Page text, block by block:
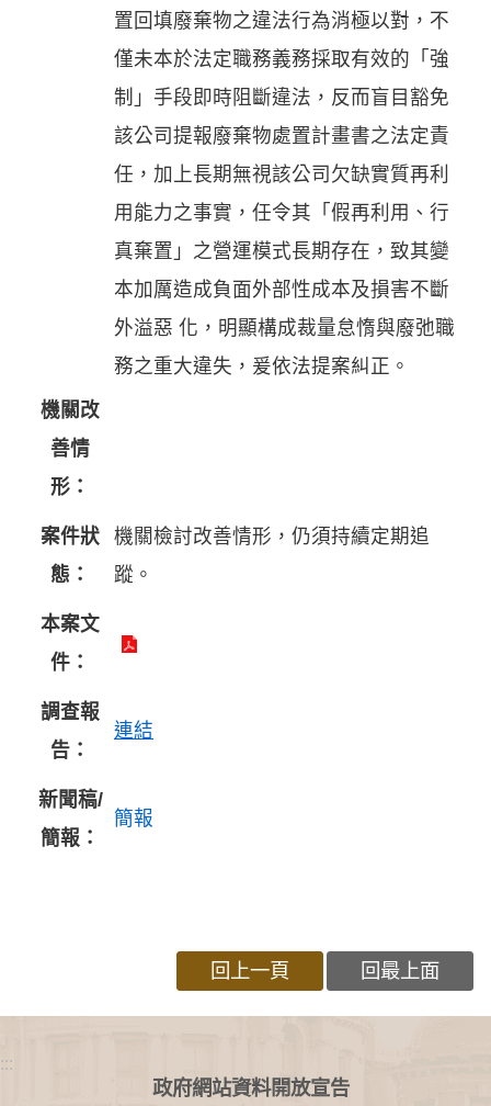
置回填廢棄物之違法行為消極以對，不
僅未本於法定職務義務採取有效的「強
制」手段即時阻斷違法，反而盲目豁免
該公司提報廢棄物處置計畫書之法定責
任，加上長期無視該公司欠缺實質再利
用能力之事實，任令其「假再利用、行
真棄置」之營運模式長期存在，致其變
本加厲造成負面外部性成本及損害不斷
外溢惡 化，明顯構成裁量怠惰與廢弛職
務之重大違失，爰依法提案糾正。
機關改
善情
形：
案件狀
態：
機關檢討改善情形，仍須持續定期追
蹤。
本案文
件：
調查報
告：
連結
新聞稿/
簡報：
簡報
回上一頁 回最上面
:::
政府網站資料開放宣告